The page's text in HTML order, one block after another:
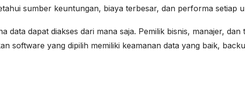
sumber keuntungan, biaya terbesar, dan performa setiap
data dapat diakses dari mana saja. Pemilik bisnis, manajer,
software yang dipilih memiliki keamanan data yang baik,